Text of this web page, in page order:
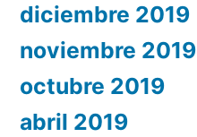
diciembre 2019
noviembre 2019
octubre 2019
abril 2019